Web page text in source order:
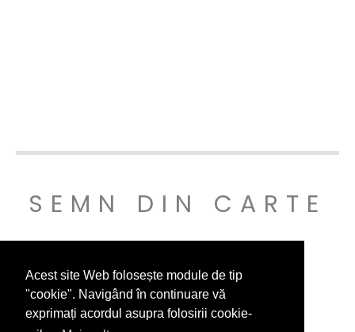
Acest site Web folosește module de tip
"cookie". Navigând în continuare vă
exprimați acordul asupra folosirii cookie-
SEMN DIN CARTE